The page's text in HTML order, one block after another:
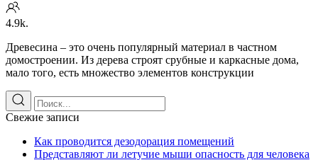
4.9k.
Древесина – это очень популярный материал в частном
домостроении. Из дерева строят срубные и каркасные дома,
мало того, есть множество элементов конструкции
Свежие записи
Как проводится дезодорация помещений
Представляют ли летучие мыши опасность для человека